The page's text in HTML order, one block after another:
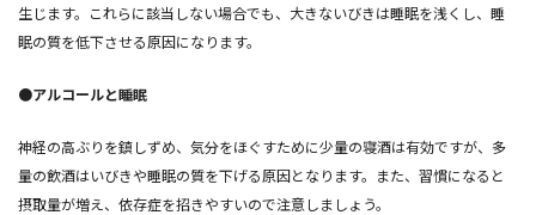
生じます。これらに該当しない場合でも、大きないびきは睡眠を浅くし、睡
眠の質を低下させる原因になります。
●アルコールと睡眠
神経の高ぶりを鎮しずめ、気分をほぐすために少量の寝酒は有効ですが、多
量の飲酒はいびきや睡眠の質を下げる原因となります。また、習慣になると
摂取量が増え、依存症を招きやすいので注意しましょう。